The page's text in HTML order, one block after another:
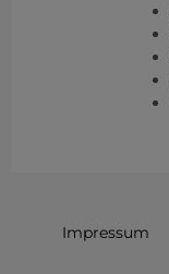
Impressum